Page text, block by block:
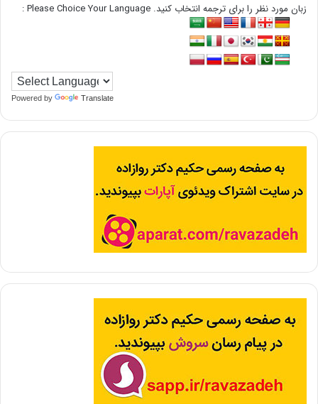
زبان مورد نظر را برای ترجمه انتخاب کنید. Please Choice Your Language :
Powered by Translate